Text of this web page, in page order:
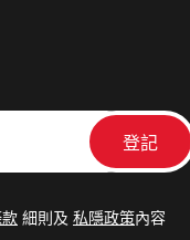
細則及 私隱政策內容